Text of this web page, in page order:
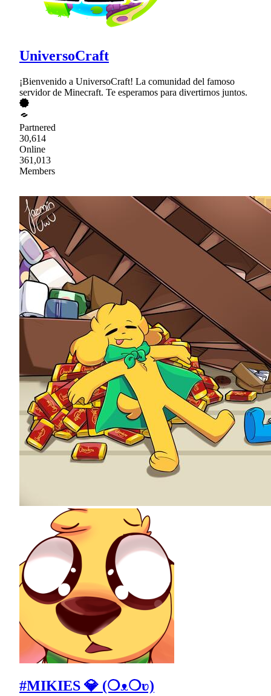
UniversoCraft
¡Bienvenido a UniversoCraft! La comunidad del famoso
servidor de Minecraft. Te esperamos para divertirnos juntos.
Partnered
30,614
Online
361,013
Members
#MIKIES 💎 (❍ᴥ❍ʋ)